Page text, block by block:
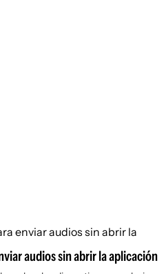
audios sin abrir la aplicación